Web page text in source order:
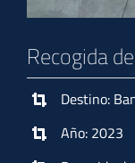
Recogida
Destino:
Año: 2023